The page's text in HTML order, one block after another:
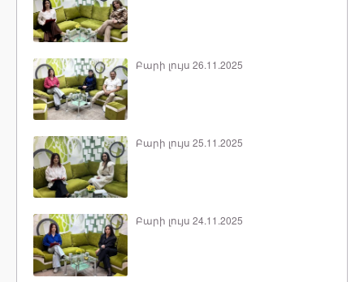
Բարի լույս 26.11.2025
Բարի լույս 25.11.2025
Բարի լույս 24.11.2025